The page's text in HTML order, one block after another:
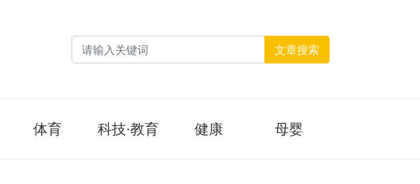
文章搜索
体育 科技·教育 健康 母婴